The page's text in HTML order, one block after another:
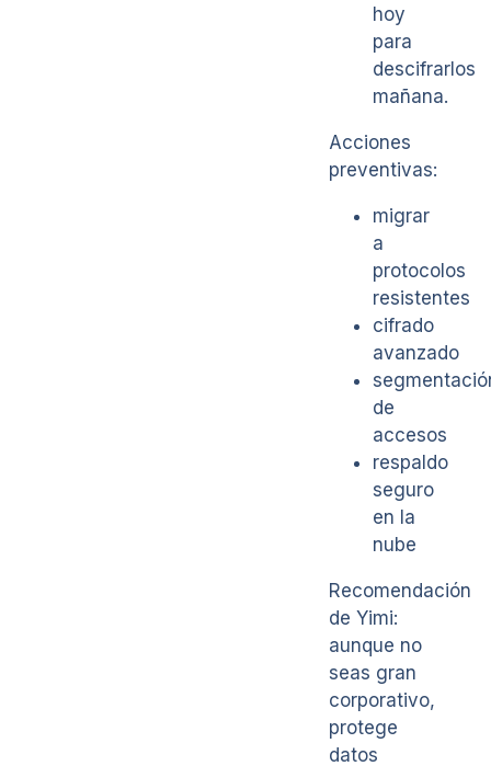
hoy
para
descifrarlos
mañana.
Acciones
preventivas:
migrar
a
protocolos
resistentes
cifrado
avanzado
de
accesos
respaldo
seguro
en la
nube
Recomendación
de Yimi:
aunque no
seas gran
corporativo,
protege
datos